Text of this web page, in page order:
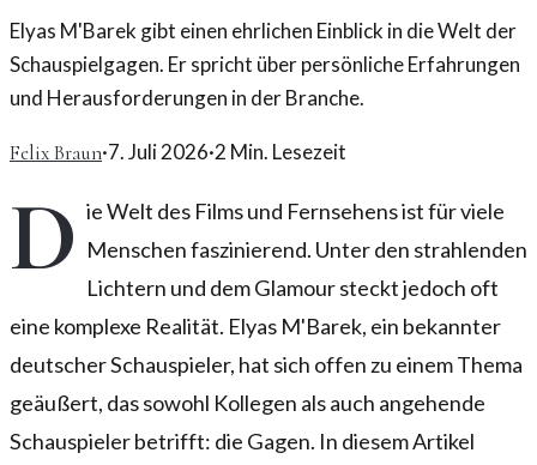
Elyas M'Barek gibt einen ehrlichen Einblick in die Welt der
Schauspielgagen. Er spricht über persönliche Erfahrungen
und Herausforderungen in der Branche.
Felix Braun·7. Juli 2026·2 Min. Lesezeit
D ie Welt des Films und Fernsehens ist für viele
Menschen faszinierend. Unter den strahlenden
Lichtern und dem Glamour steckt jedoch oft
eine komplexe Realität. Elyas M'Barek, ein bekannter
deutscher Schauspieler, hat sich offen zu einem Thema
geäußert, das sowohl Kollegen als auch angehende
Schauspieler betrifft: die Gagen. In diesem Artikel